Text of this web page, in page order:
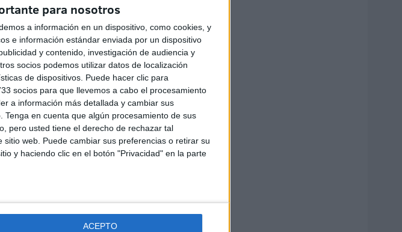
para nosotros
a información en un dispositivo, como cookies, y
e información estándar enviada por un dispositivo
y contenido, investigación de audiencia y
socios podemos utilizar datos de localización
de dispositivos. Puede hacer clic para
socios para que llevemos a cabo el procesamiento
a información más detallada y cambiar sus
Tenga en cuenta que algún procesamiento de sus
pero usted tiene el derecho de rechazar tal
web. Puede cambiar sus preferencias o retirar su
y haciendo clic en el botón "Privacidad" en la parte
ACEPTO